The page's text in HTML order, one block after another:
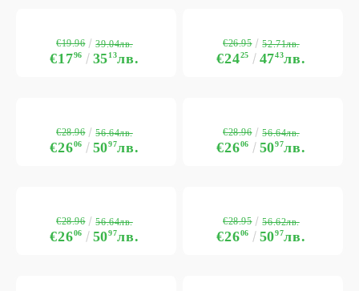
€1796 3513лв.
€19.96 39.04лв.
€2425 4743лв.
€26.95 52.71лв.
€2606 5097лв.
€28.96 56.64лв.
€2606 5097лв.
€28.96 56.64лв.
€2606 5097лв.
€28.96 56.64лв.
€2606 5097лв.
€28.95 56.62лв.